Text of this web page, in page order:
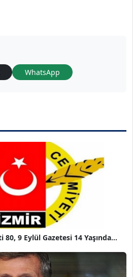
WhatsApp
9 Eylül Gazetesi 14 Yaşında...